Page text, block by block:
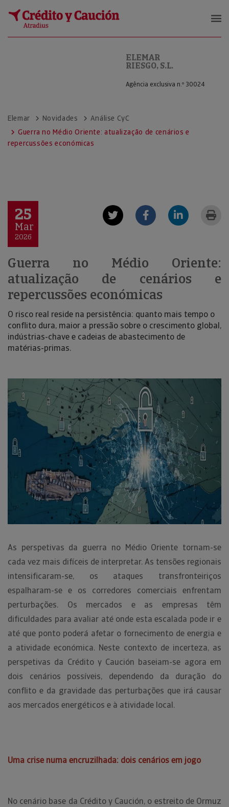
ELEMAR RIESGO, S.L.
ELEMAR
RIESGO, S.L.
Agência exclusiva n.º 30024
Elemar Novidades
Análise CyC
Guerra no Médio Oriente: atualização de cenários e
repercussões económicas
25
Mar
2026
Guerra no Médio Oriente:
atualização de cenários e
repercussões económicas
O risco real reside na persistência: quanto mais tempo o
conflito dura, maior a pressão sobre o crescimento global,
indústrias-chave e cadeias de abastecimento de
matérias-primas.
As perspetivas da guerra no Médio Oriente tornam-se
cada vez mais difíceis de interpretar. As tensões regionais
intensificaram-se, os ataques transfronteiriços
espalharam-se e os corredores comerciais enfrentam
perturbações. Os mercados e as empresas têm
dificuldades para avaliar até onde esta escalada pode ir e
até que ponto poderá afetar o fornecimento de energia e
a atividade económica. Neste contexto de incerteza, as
perspetivas da Crédito y Caución baseiam-se agora em
dois cenários possíveis, dependendo da duração do
conflito e da gravidade das perturbações que irá causar
aos mercados energéticos e à atividade local.
Uma crise numa encruzilhada: dois cenários em jogo
No cenário base da Crédito y Caución, o estreito de Ormuz